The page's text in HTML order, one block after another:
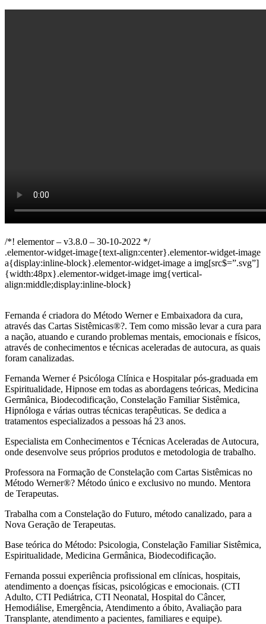
/*! elementor – v3.8.0 – 30-10-2022 */
.elementor-widget-image{text-align:center}.elementor-widget-image
a{display:inline-block}.elementor-widget-image a img[src$=”.svg”]
{width:48px}.elementor-widget-image img{vertical-
align:middle;display:inline-block}
Fernanda é criadora do Método Werner e Embaixadora da cura,
através das Cartas Sistêmicas®?. Tem como missão levar a cura para
a nação, atuando e curando problemas mentais, emocionais e físicos,
através de conhecimentos e técnicas aceleradas de autocura, as quais
foram canalizadas.
Fernanda Werner é Psicóloga Clínica e Hospitalar pós-graduada em
Espiritualidade, Hipnose em todas as abordagens teóricas, Medicina
Germânica, Biodecodificação, Constelação Familiar Sistêmica,
Hipnóloga e várias outras técnicas terapêuticas. Se dedica a
tratamentos especializados a pessoas há 23 anos.
Especialista em Conhecimentos e Técnicas Aceleradas de Autocura,
onde desenvolve seus próprios produtos e metodologia de trabalho.
Professora na Formação de Constelação com Cartas Sistêmicas no
Método Werner®? Método único e exclusivo no mundo. Mentora
de Terapeutas.
Trabalha com a Constelação do Futuro, método canalizado, para a
Nova Geração de Terapeutas.
Base teórica do Método: Psicologia, Constelação Familiar Sistêmica,
Espiritualidade, Medicina Germânica, Biodecodificação.
Fernanda possui experiência profissional em clínicas, hospitais,
atendimento a doenças físicas, psicológicas e emocionais. (CTI
Adulto, CTI Pediátrica, CTI Neonatal, Hospital do Câncer,
Hemodiálise, Emergência, Atendimento a óbito, Avaliação para
Transplante, atendimento a pacientes, familiares e equipe).